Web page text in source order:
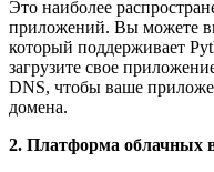
Это наиболее
приложений. Вы можете
который поддерживает
загрузите свое
DNS, чтобы ваше
домена.
2. Платформа облачных